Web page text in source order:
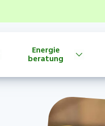
Energie
beratung